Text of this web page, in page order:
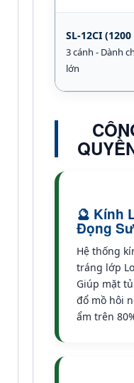
SL-12CI
3 cánh - Dành
lớn
🔮 Kính
Đọng
Hệ thống
tráng lớp
Giúp mặt
đổ mồ hôi
ẩm trên